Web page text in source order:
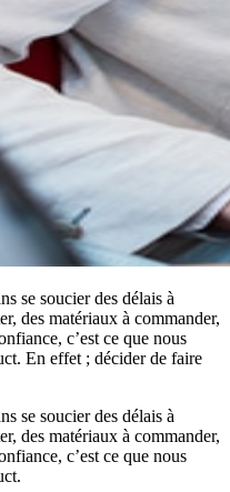
se soucier des délais à
des matériaux à commander,
c’est ce que nous
En effet ; décider de faire
se soucier des délais à
des matériaux à commander,
c’est ce que nous